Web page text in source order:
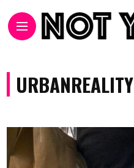
URBANREALITY